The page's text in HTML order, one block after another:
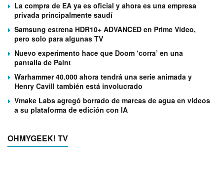
La compra de EA ya es oficial y ahora es una empresa
privada principalmente saudí
Samsung estrena HDR10+ ADVANCED en Prime Video,
pero solo para algunas TV
Nuevo experimento hace que Doom ‘corra’ en una
pantalla de Paint
Warhammer 40.000 ahora tendrá una serie animada y
Henry Cavill también está involucrado
Vmake Labs agregó borrado de marcas de agua en videos
a su plataforma de edición con IA
OHMYGEEK! TV